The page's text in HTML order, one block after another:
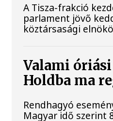
A Tisza-frakció
parlament jövő
köztársasági
Valami
Holdba ma
Rendhagyó
Magyar idő szerint